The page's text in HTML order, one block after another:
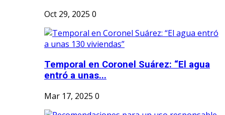
Oct 29, 2025 0
Temporal en Coronel Suárez: “El agua
entró a unas...
Mar 17, 2025 0